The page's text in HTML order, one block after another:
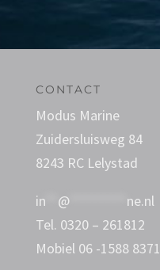
CONTACT
Modus Marine
Zuidersluisweg 84
8243 RC Lelystad
in** @********* ne.nl
Tel. 0320 – 261812
Mobiel 06 -1588 8371